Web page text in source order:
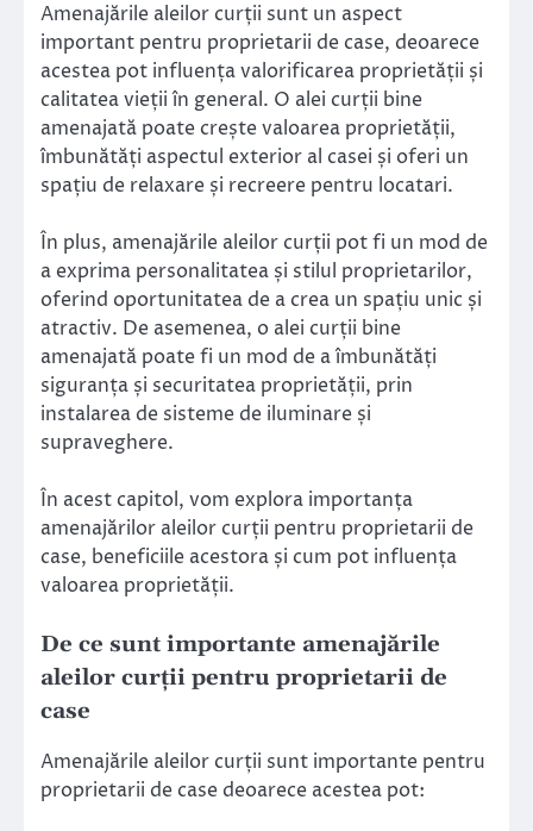
Amenajările aleilor curții sunt un aspect
important pentru proprietarii de case, deoarece
acestea pot influența valorificarea proprietății și
calitatea vieții în general. O alei curții bine
amenajată poate crește valoarea proprietății,
îmbunătăți aspectul exterior al casei și oferi un
spațiu de relaxare și recreere pentru locatari.
În plus, amenajările aleilor curții pot fi un mod de
a exprima personalitatea și stilul proprietarilor,
oferind oportunitatea de a crea un spațiu unic și
atractiv. De asemenea, o alei curții bine
amenajată poate fi un mod de a îmbunătăți
siguranța și securitatea proprietății, prin
instalarea de sisteme de iluminare și
supraveghere.
În acest capitol, vom explora importanța
amenajărilor aleilor curții pentru proprietarii de
case, beneficiile acestora și cum pot influența
valoarea proprietății.
De ce sunt importante amenajările
aleilor curții pentru proprietarii de
case
Amenajările aleilor curții sunt importante pentru
proprietarii de case deoarece acestea pot: